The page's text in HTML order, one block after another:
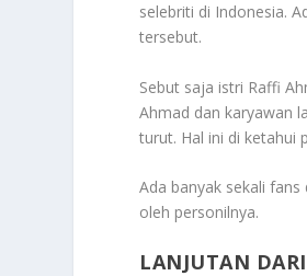
selebriti di Indonesia.
tersebut.
Sebut saja istri Raffi
Ahmad dan karyawan
turut. Hal ini di ketahui
Ada banyak sekali
oleh personilnya.
LANJUTAN